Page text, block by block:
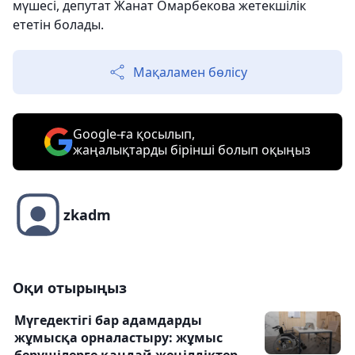
мүшесі, депутат Жанат Омарбекова жетекшілік
ететін болады.
Мақаламен бөлісу
Google-ға қосылып,
жаңалықтарды бірінші болып оқыңыз
zkadm
Оқи отырыңыз
Мүгедектігі бар адамдарды
жұмысқа орналастыру: жұмыс